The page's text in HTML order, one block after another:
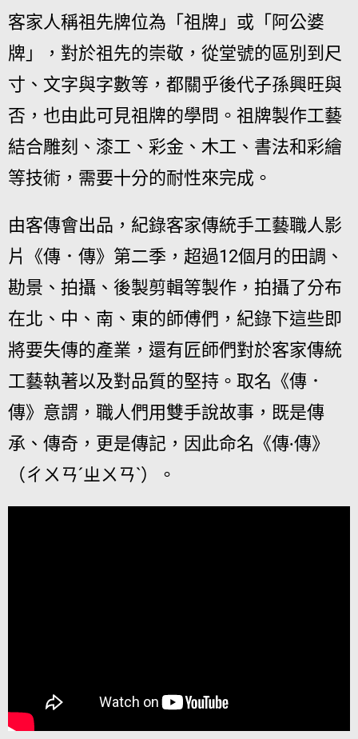
客家人稱祖先牌位為「祖牌」或「阿公婆
牌」，對於祖先的崇敬，從堂號的區別到尺
寸、文字與字數等，都關乎後代子孫興旺與
否，也由此可見祖牌的學問。祖牌製作工藝
結合雕刻、漆工、彩金、木工、書法和彩繪
等技術，需要十分的耐性來完成。
由客傳會出品，紀錄客家傳統手工藝職人影
片《傳．傳》第二季，超過12個月的田調、
勘景、拍攝、後製剪輯等製作，拍攝了分布
在北、中、南、東的師傅們，紀錄下這些即
將要失傳的產業，還有匠師們對於客家傳統
工藝執著以及對品質的堅持。取名《傳．
傳》意謂，職人們用雙手說故事，既是傳
承、傳奇，更是傳記，因此命名《傳‧傳》
（ㄔㄨㄢˊㄓㄨㄢˋ）。